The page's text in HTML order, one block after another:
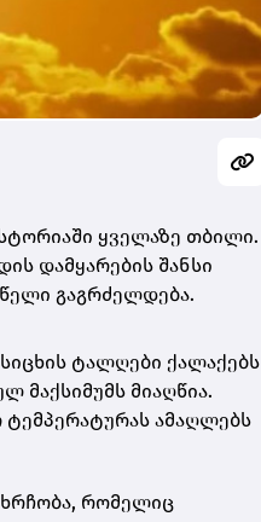
ყველაზე თბილი.
დამყარების შანსი
გაგრძელდება.
ტალღები ქალაქებს
მიაღწია.
ამაღლებს
რომელიც